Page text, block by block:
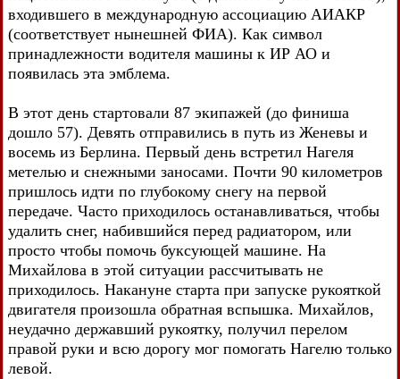
входившего в международную ассоциацию АИАКР
(соответствует нынешней ФИА). Как символ
принадлежности водителя машины к ИР АО и
появилась эта эмблема.
В этот день стартовали 87 экипажей (до финиша
дошло 57). Девять отправились в путь из Женевы и
восемь из Берлина. Первый день встретил Нагеля
метелью и снежными заносами. Почти 90 километров
пришлось идти по глубокому снегу на первой
передаче. Часто приходилось останавливаться, чтобы
удалить снег, набившийся перед радиатором, или
просто чтобы помочь буксующей машине. На
Михайлова в этой ситуации рассчитывать не
приходилось. Накануне старта при запуске рукояткой
двигателя произошла обратная вспышка. Михайлов,
неудачно державший рукоятку, получил перелом
правой руки и всю дорогу мог помогать Нагелю только
левой.